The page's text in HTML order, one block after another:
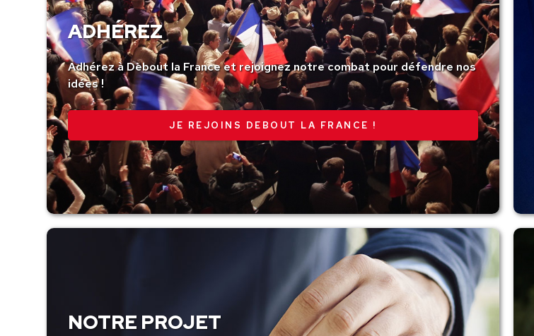
ADHÉREZ
Adhérez à Debout la France et rejoignez notre combat pour défendre nos
idées !
JE REJOINS DEBOUT LA FRANCE !
NOTRE PROJET